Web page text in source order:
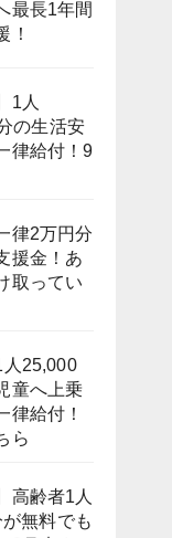
最長1年間
！
1人
の生活安
律給付！9
律2万円分
援金！あ
取ってい
人25,000
童へ上乗
律給付！
ら
高齢者1人
無料でも